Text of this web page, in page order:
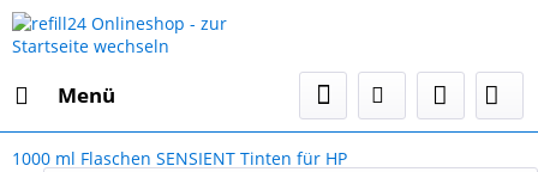
Menü
1000 ml Flaschen SENSIENT Tinten für HP